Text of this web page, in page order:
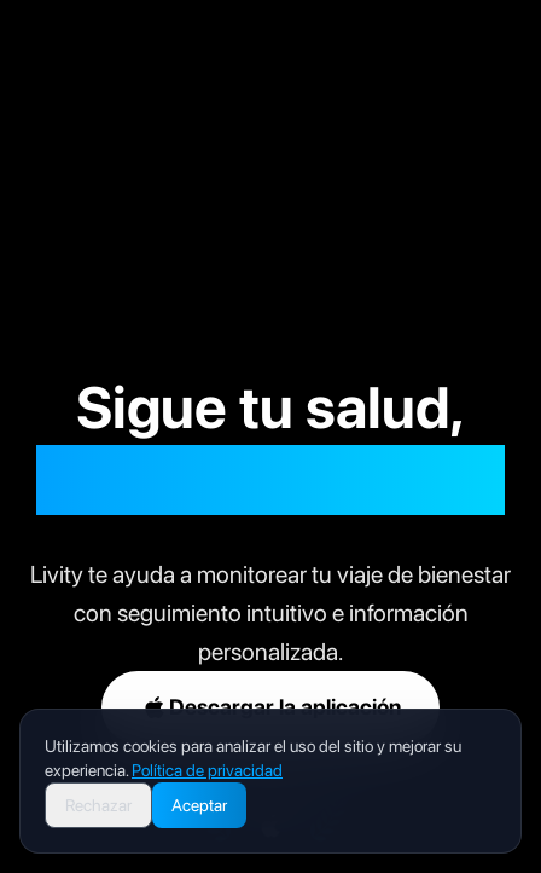
Sigue tu salud,
Livity te ayuda a monitorear tu viaje de bienestar
con seguimiento intuitivo e información
personalizada.
Descargar la aplicación
Utilizamos cookies para analizar el uso del sitio y mejorar su
experiencia. Política de privacidad
Rechazar
Aceptar